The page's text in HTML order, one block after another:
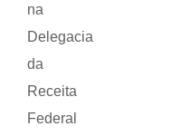
na
Delegacia
da
Receita
Federal